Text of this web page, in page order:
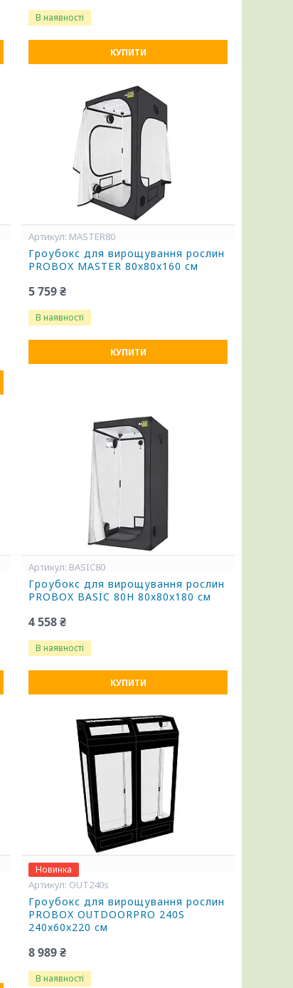
В наявності
КУПИТИ
MASTER80
Гроубокс для вирощування рослин
PROBOX MASTER 80x80x160 см
5 759 ₴
В наявності
КУПИТИ
BASIC80
Гроубокс для вирощування рослин
PROBOX BASIC 80H 80x80x180 см
4 558 ₴
В наявності
КУПИТИ
Новинка
OUT240s
Гроубокс для вирощування рослин
PROBOX OUTDOORPRO 240S
240x60x220 см
8 989 ₴
В наявності